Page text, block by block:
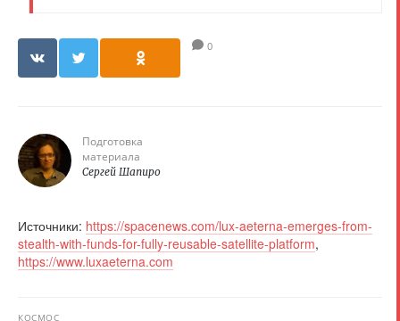
0
Подготовка
материала
Сергей Шапиро
Источники: https://spacenews.com/lux-aeterna-emerges-from-
stealth-with-funds-for-fully-reusable-satellite-platform,
https://www.luxaeterna.com
КОСМОС